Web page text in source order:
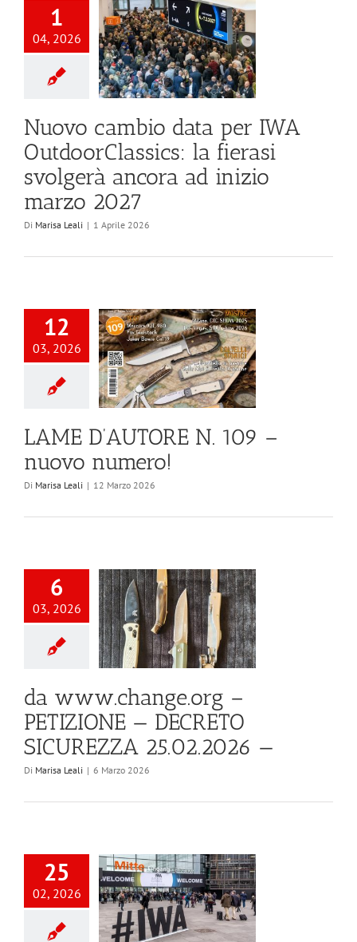
1
04, 2026
Nuovo cambio data per IWA
OutdoorClassics: la fierasi
svolgerà ancora ad inizio
marzo 2027
Di Marisa Leali | 1 Aprile 2026
12
03, 2026
LAME D’AUTORE N. 109 –
nuovo numero!
Di Marisa Leali | 12 Marzo 2026
6
03, 2026
da www.change.org –
PETIZIONE — DECRETO
SICUREZZA 25.02.2026 —
Di Marisa Leali | 6 Marzo 2026
25
02, 2026